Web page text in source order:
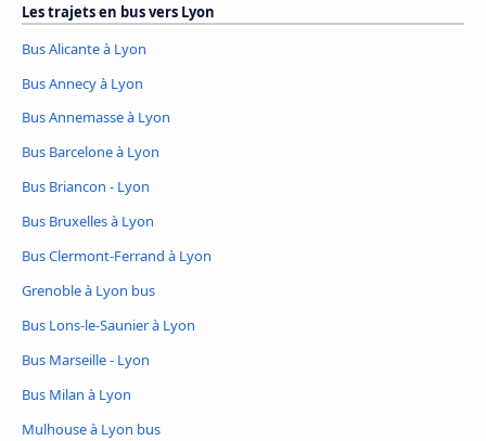
Les trajets en bus vers Lyon
Bus Alicante à Lyon
Bus Annecy à Lyon
Bus Annemasse à Lyon
Bus Barcelone à Lyon
Bus Briancon - Lyon
Bus Bruxelles à Lyon
Bus Clermont-Ferrand à Lyon
Grenoble à Lyon bus
Bus Lons-le-Saunier à Lyon
Bus Marseille - Lyon
Bus Milan à Lyon
Mulhouse à Lyon bus